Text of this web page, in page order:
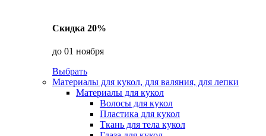
Скидка 20%
до 01 ноября
Выбрать
Материалы для кукол, для валяния, для лепки
Материалы для кукол
Волосы для кукол
Пластика для кукол
Ткань для тела кукол